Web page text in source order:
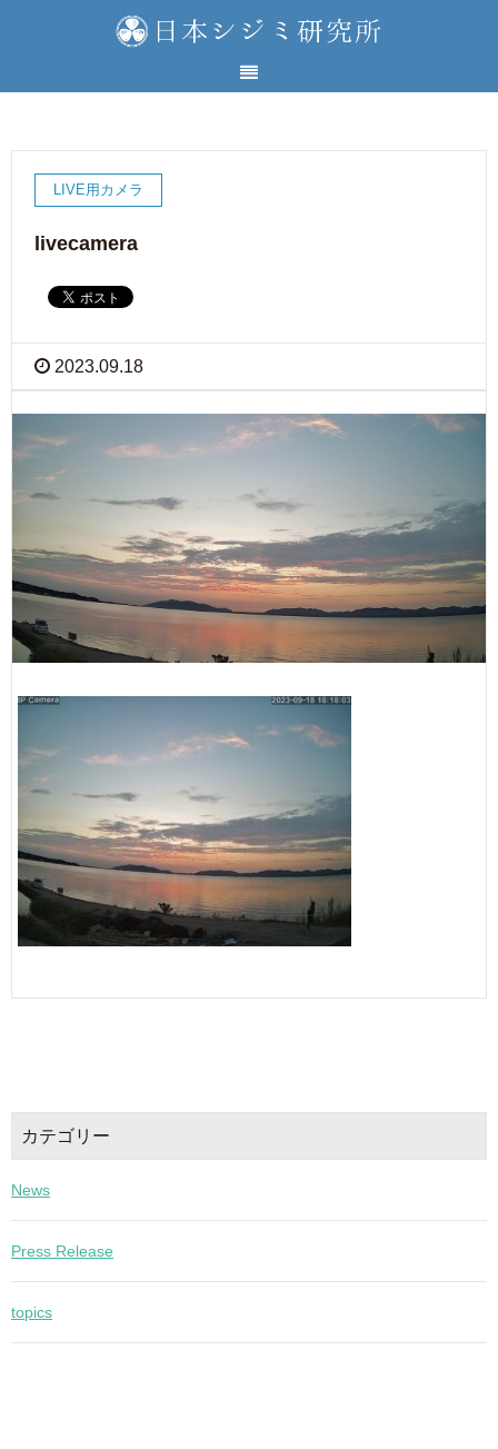
LIVE用カメラ
livecamera
2023.09.18
カテゴリー
News
Press Release
topics